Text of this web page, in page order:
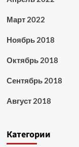
Март 2022
Ноябрь 2018
Октябрь 2018
Сентябрь 2018
Август 2018
Категории